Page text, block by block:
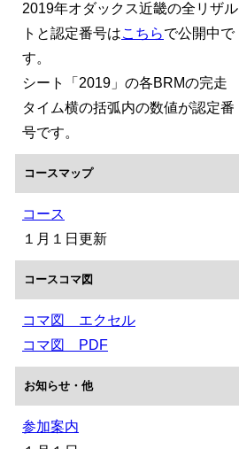
2019年オダックス近畿の全リザル
トと認定番号はこちらで公開中で
す。
シート「2019」の各BRMの完走
タイム横の括弧内の数値が認定番
号です。
コースマップ
コース
１月１日更新
コースコマ図
コマ図 エクセル
コマ図 PDF
お知らせ・他
参加案内